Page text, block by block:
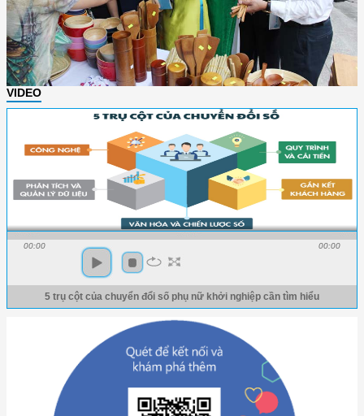
VIDEO
00:00 00:00
5 trụ cột của chuyển đổi số phụ nữ khởi nghiệp cần tìm hiểu